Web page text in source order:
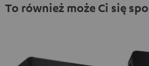
To również może Ci się